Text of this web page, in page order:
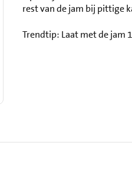
rest van de jam bij pittige
Trendtip: Laat met de jam